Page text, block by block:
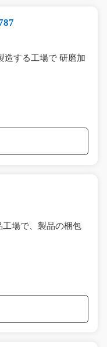
造する工場で 研磨加
工場で、製品の梱包